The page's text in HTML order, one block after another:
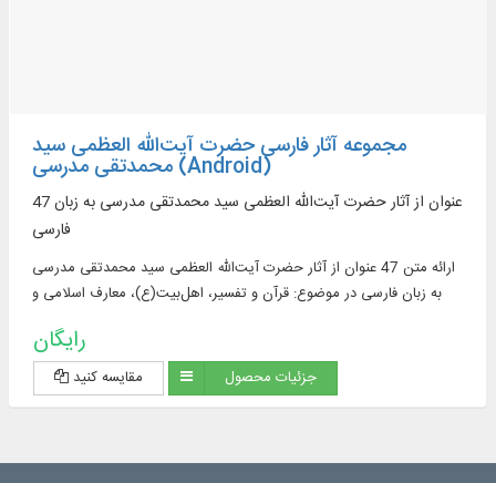
مجموعه آثار فارسی حضرت آیت‌الله العظمی سید
محمدتقی مدرسی (Android)
47 عنوان از آثار حضرت آیت‌الله العظمی سید محمدتقی مدرسی به زبان
فارسی
ارائه متن 47 عنوان از آثار حضرت آیت‌الله العظمی سید محمدتقی مدرسی
به زبان فارسی در موضوع: قرآن و تفسیر، اهل‌بیت(ع)، معارف اسلامی و
رایگان
مقایسه کنید جزئیات محصول